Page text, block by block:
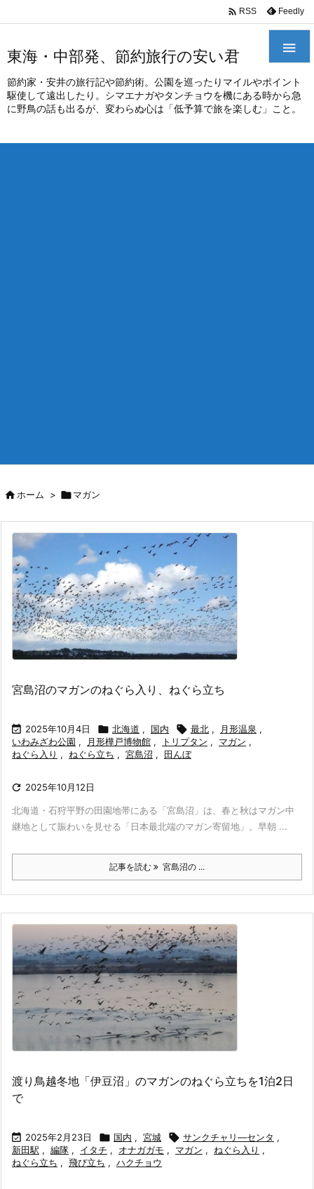
東海・中部発、節約旅行の安い君
節約家・安井の旅行記や節約術。公園を巡ったりマイルやポイント
駆使して遠出したり。シマエナガやタンチョウを機にある時から急
に野鳥の話も出るが、変わらぬ心は「低予算で旅を楽しむ」こと。

 RSS Feedly
ホーム > マガン
宮島沼のマガンのねぐら入り、ねぐら立ち
 2025年10月4日  北海道 , 国内  最北 , 月形温泉 ,
いわみざわ公園 , 月形樺戸博物館 , トリプタン , マガン ,
ねぐら入り , ねぐら立ち , 宮島沼 , 田んぼ
 2025年10月12日
北海道・石狩平野の田園地帯にある「宮島沼」は、春と秋はマガン中
継地として賑わいを見せる「日本最北端のマガン寄留地」。早朝 ...
記事を読む 宮島沼の ...
渡り鳥越冬地「伊豆沼」のマガンのねぐら立ちを1泊2日
で
 2025年2月23日  国内 , 宮城  サンクチャリ―センタ ,
新田駅 , 編隊 , イタチ , オナガガモ , マガン , ねぐら入り ,
ねぐら立ち , 飛び立ち , ハクチョウ